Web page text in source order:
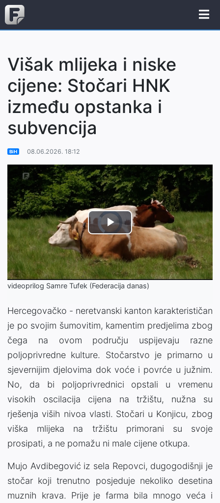
Višak mlijeka i niske
cijene: Stočari HNK
između opstanka i
subvencija
BiH 08.06.2026. 18:12
Video
Player
is
loading.
Play
Video
videoprilog Samre Tufek (Federacija danas)
Hercegovačko - neretvanski kanton karakterističan
je po svojim šumovitim, kamentim predjelima zbog
čega na ovom području uspijevaju razne
poljoprivredne kulture. Stočarstvo je primarno u
sjevernijim djelovima dok voće i povrće u južnim.
No, da bi poljoprivrednici opstali u vremenu
visokih oscilacija cijena na tržištu, nužna su
rješenja viših nivoa vlasti. Stočari u Konjicu, zbog
viška mlijeka na tržištu primorani su svoje
prosipati, a ne pomažu ni male cijene otkupa.
Mujo Avdibegović iz sela Repovci, dugogodišnji je
stočar koji trenutno posjeduje nekoliko desetina
muznih krava. Prije je farma bila mnogo veća i